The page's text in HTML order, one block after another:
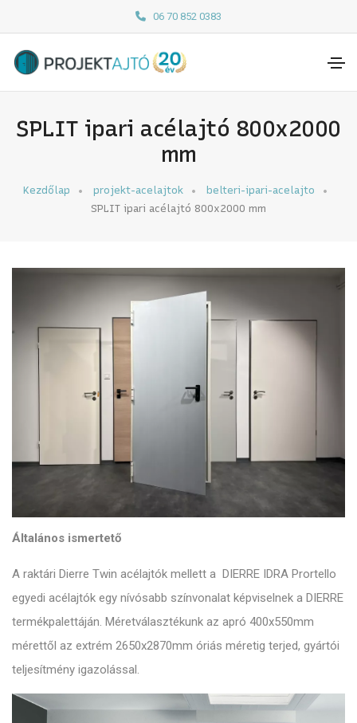
06 70 852 0383
SPLIT ipari acélajtó 800x2000
mm
Kezdőlap projekt-acelajtok
belteri-ipari-acelajto
SPLIT ipari acélajtó 800x2000 mm
Általános ismertető
A raktári Dierre Twin acélajtók mellett a DIERRE IDRA Prortello
egyedi acélajtók egy nívósabb színvonalat képviselnek a DIERRE
termékpalettáján. Méretválasztékunk az apró 400x550mm
mérettől az extrém 2650x2870mm óriás méretig terjed, gyártói
teljesítmény igazolással.